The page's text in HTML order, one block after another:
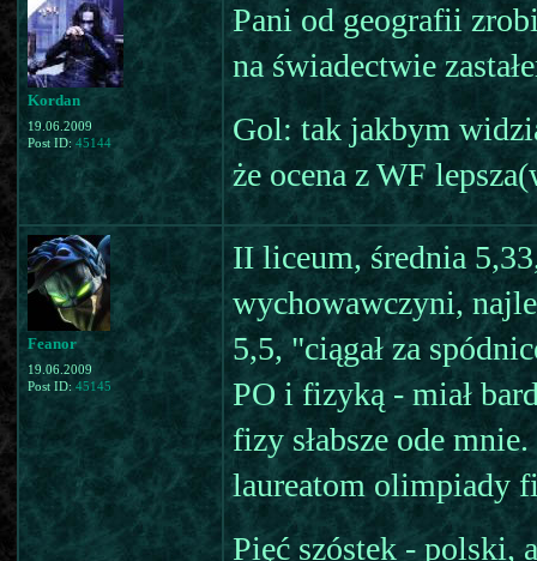
Kordan
19.06.2009
Post ID: 45144
Pani od geografii
na świadectwie
Gol: tak jakbym
że ocena z WF
Feanor
19.06.2009
Post ID: 45145
II liceum, średnia
wychowawczyni,
5,5, "ciągał za
PO i fizyką - miał
fizy słabsze ode
laureatom olimpiady
Pięć szóstek - polski,